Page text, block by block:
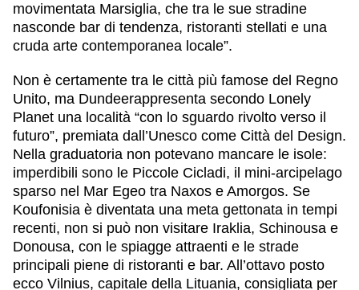
movimentata Marsiglia, che tra le sue stradine
nasconde bar di tendenza, ristoranti stellati e una
cruda arte contemporanea locale”.
Non è certamente tra le città più famose del Regno
Unito, ma Dundeerappresenta secondo Lonely
Planet una località “con lo sguardo rivolto verso il
futuro”, premiata dall’Unesco come Città del Design.
Nella graduatoria non potevano mancare le isole:
imperdibili sono le Piccole Cicladi, il mini-arcipelago
sparso nel Mar Egeo tra Naxos e Amorgos. Se
Koufonisia è diventata una meta gettonata in tempi
recenti, non si può non visitare Iraklia, Schinousa e
Donousa, con le spiagge attraenti e le strade
principali piene di ristoranti e bar. All’ottavo posto
ecco Vilnius, capitale della Lituania, consigliata per